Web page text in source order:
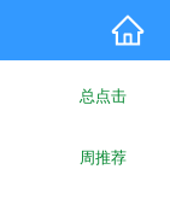
总点击
周推荐